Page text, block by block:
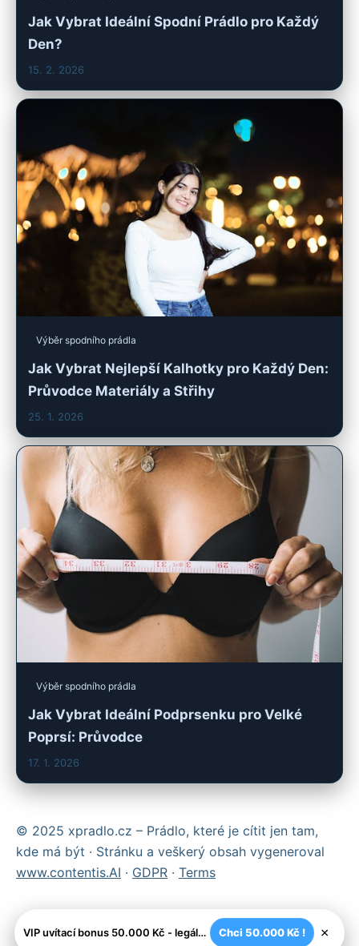
Jak Vybrat Ideální Spodní Prádlo pro Každý
Den?
15. 2. 2026
Výběr spodního prádla
Jak Vybrat Nejlepší Kalhotky pro Každý Den:
Průvodce Materiály a Střihy
25. 1. 2026
Výběr spodního prádla
Jak Vybrat Ideální Podprsenku pro Velké
Poprsí: Průvodce
17. 1. 2026
© 2025 xpradlo.cz – Prádlo, které je cítit jen tam,
kde má být · Stránku a veškerý obsah vygeneroval
www.contentis.AI · GDPR · Terms
VIP uvítací bonus 50.000 Kč - legální české kasíno Chci 50.000 Kč ! ×